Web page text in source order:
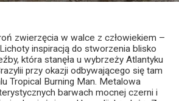
zwierzęcia w walce z człowiekiem –
inspiracją do stworzenia blisko
która stanęła u wybrzeży Atlantyku
przy okazji odbywającego się tam
Tropical Burning Man. Metalowa
barwach mocnej czerni i